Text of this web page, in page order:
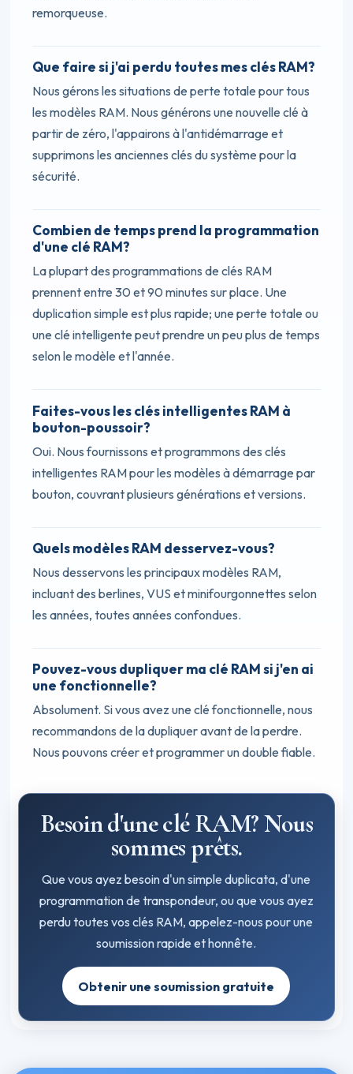
remorqueuse.
Que faire si j'ai perdu toutes mes clés RAM?
Nous gérons les situations de perte totale pour tous
les modèles RAM. Nous générons une nouvelle clé à
partir de zéro, l'appairons à l'antidémarrage et
supprimons les anciennes clés du système pour la
sécurité.
Combien de temps prend la programmation
d'une clé RAM?
La plupart des programmations de clés RAM
prennent entre 30 et 90 minutes sur place. Une
duplication simple est plus rapide; une perte totale ou
une clé intelligente peut prendre un peu plus de temps
selon le modèle et l'année.
Faites-vous les clés intelligentes RAM à
bouton-poussoir?
Oui. Nous fournissons et programmons des clés
intelligentes RAM pour les modèles à démarrage par
bouton, couvrant plusieurs générations et versions.
Quels modèles RAM desservez-vous?
Nous desservons les principaux modèles RAM,
incluant des berlines, VUS et minifourgonnettes selon
les années, toutes années confondues.
Pouvez-vous dupliquer ma clé RAM si j'en ai
une fonctionnelle?
Absolument. Si vous avez une clé fonctionnelle, nous
recommandons de la dupliquer avant de la perdre.
Nous pouvons créer et programmer un double fiable.
Besoin d'une clé RAM? Nous
sommes prêts.
Que vous ayez besoin d'un simple duplicata, d'une
programmation de transpondeur, ou que vous ayez
perdu toutes vos clés RAM, appelez-nous pour une
soumission rapide et honnête.
Obtenir une soumission gratuite